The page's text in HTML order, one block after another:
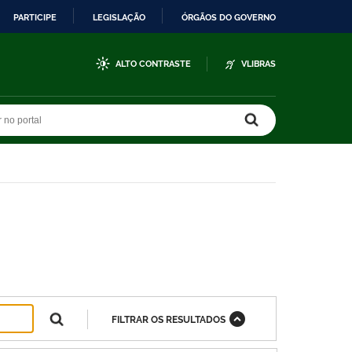
PARTICIPE LEGISLAÇÃO ÓRGÃOS DO GOVERNO
ALTO CONTRASTE VLIBRAS
FILTRAR OS RESULTADOS